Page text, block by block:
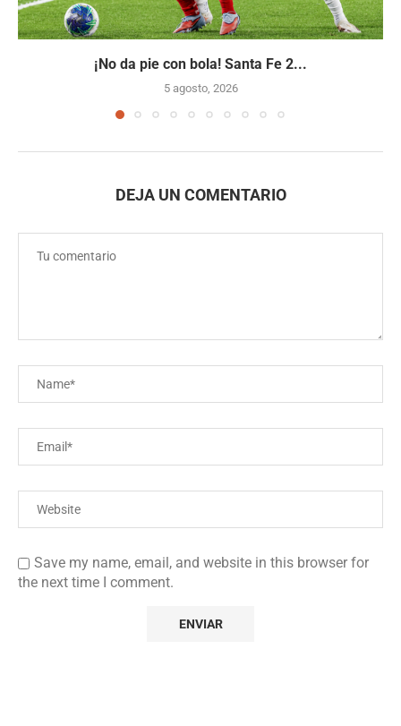
¡No da pie con bola! Santa Fe 2...
5 agosto, 2026
DEJA UN COMENTARIO
Save my name, email, and website in this browser for
the next time I comment.